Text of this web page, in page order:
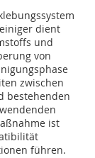
dient
und
von
zwischen
bestehenden
ist
führen.